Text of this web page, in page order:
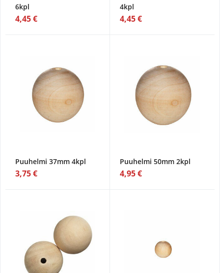
6kpl
4,45 €
4kpl
4,45 €
Puuhelmi 37mm 4kpl
3,75 €
Puuhelmi 50mm 2kpl
4,95 €